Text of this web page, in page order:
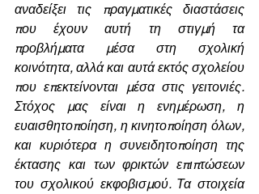
αναδείξει τις πραγματικές διαστάσεις
που έχουν αυτή τη στιγμή τα
προβλήματα μέσα στη σχολική
κοινότητα, αλλά και αυτά εκτός σχολείου
που επεκτείνονται μέσα στις γειτονιές.
Στόχος μας είναι η ενημέρωση, η
ευαισθητοποίηση, η κινητοποίηση όλων,
και κυριότερα η συνειδητοποίηση της
έκτασης και των φρικτών επιπτώσεων
του σχολικού εκφοβισμού. Τα στοιχεία